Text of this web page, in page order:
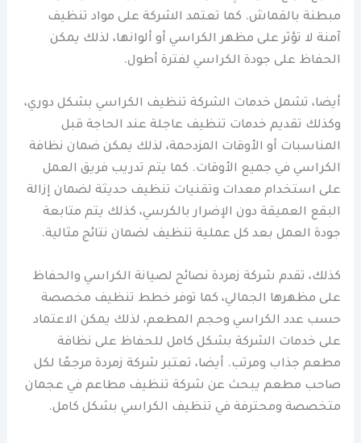
مبطنة بالقماش. كما تعتمد الشركة على مواد تنظيف
آمنة لا تؤثر على مظهر الكراسي أو ألوانها، لذلك يمكن
الحفاظ على جودة الكراسي لفترة أطول.
أيضا، تشمل خدمات الشركة تنظيف الكراسي بشكل دوري،
وكذلك تقديم خدمات تنظيف عاجلة عند الحاجة قبل
المناسبات أو الأوقات المزدحمة، لذلك يمكن ضمان نظافة
الكراسي في جميع الأوقات. كما يتم تدريب فريق العمل
على استخدام معدات وتقنيات تنظيف حديثة لضمان إزالة
البقع العميقة دون الإضرار بالكرسي، كذلك يتم متابعة
جودة العمل بعد كل عملية تنظيف لضمان نتائج مثالية.
كذلك، تقدم شركة زمردة نصائح لصيانة الكراسي والحفاظ
على مظهرها الجمالي، كما توفر خطط تنظيف مخصصة
حسب عدد الكراسي وحجم المطعم، لذلك يمكن الاعتماد
على خدمات الشركة بشكل كامل للحفاظ على نظافة
مطعم جذاب ومرتب. أيضا، تعتبر شركة زمردة مرجعًا لكل
صاحب مطعم يبحث عن شركة تنظيف مطاعم في عجمان
متخصصة ومحترفة في تنظيف الكراسي بشكل كامل.